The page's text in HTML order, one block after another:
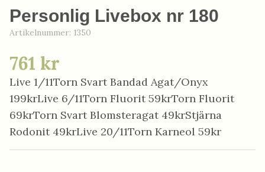
Personlig Livebox nr 180
Artikelnummer: 1350
761 kr
Live 1/11Torn Svart Bandad Agat/Onyx
199krLive 6/11Torn Fluorit 59krTorn Fluorit
69krTorn Svart Blomsteragat 49krStjärna
Rodonit 49krLive 20/11Torn Karneol 59kr